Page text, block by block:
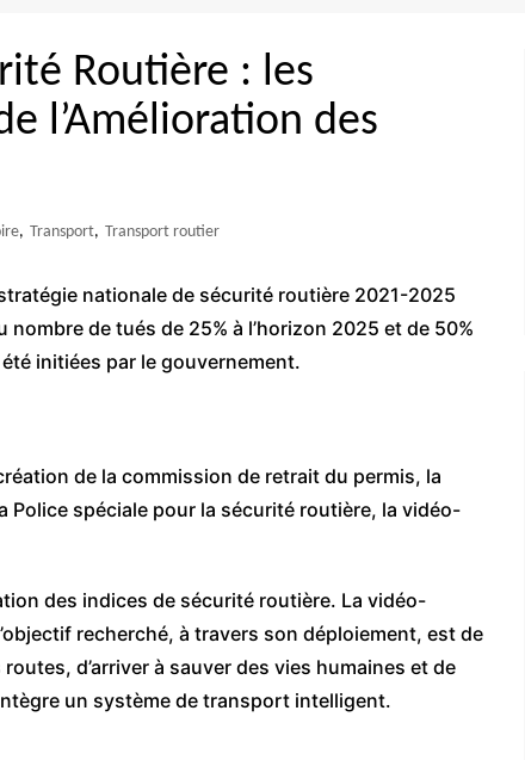
Routière : les
l’Amélioration des
, Transport, Transport routier
nationale de sécurité routière 2021-2025
de tués de 25% à l’horizon 2025 et de 50%
initiées par le gouvernement.
de la commission de retrait du permis, la
Police spéciale pour la sécurité routière, la vidéo-
des indices de sécurité routière. La vidéo-
recherché, à travers son déploiement, est de
d’arriver à sauver des vies humaines et de
un système de transport intelligent.